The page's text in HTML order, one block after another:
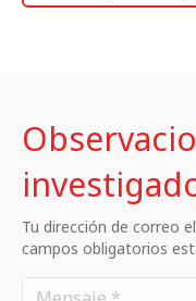
Tu dirección de correo
campos obligatorios